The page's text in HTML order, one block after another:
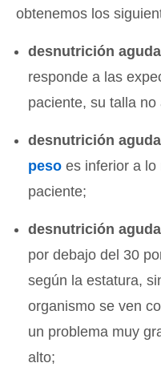
obtenemos los
desnutrición
responde a las
paciente, su talla
desnutrición
peso es inferior a lo
paciente;
desnutrición
por debajo del 30
según la estatura,
organismo se ven
un problema muy
alto;